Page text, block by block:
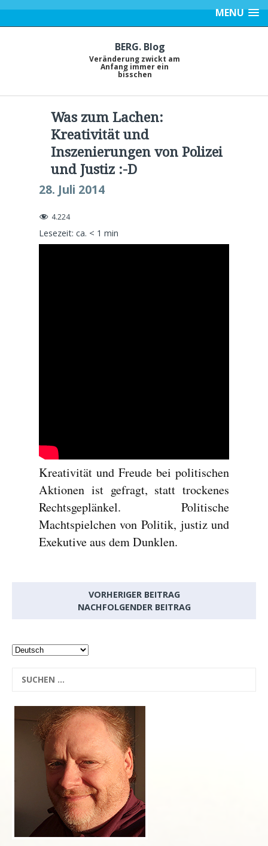
MENU
BERG. Blog
Veränderung zwickt am
Anfang immer ein
bisschen
Was zum Lachen:
Kreativität und
Inszenierungen von Polizei
und Justiz :-D
28. Juli 2014
4.224
Lesezeit: ca. < 1 min
Kreativität und Freude bei politischen
Aktionen ist gefragt, statt trockenes
Rechtsgeplänkel. Politische
Machtspielchen von Politik, justiz und
Exekutive aus dem Dunklen.
VORHERIGER BEITRAG
NACHFOLGENDER BEITRAG